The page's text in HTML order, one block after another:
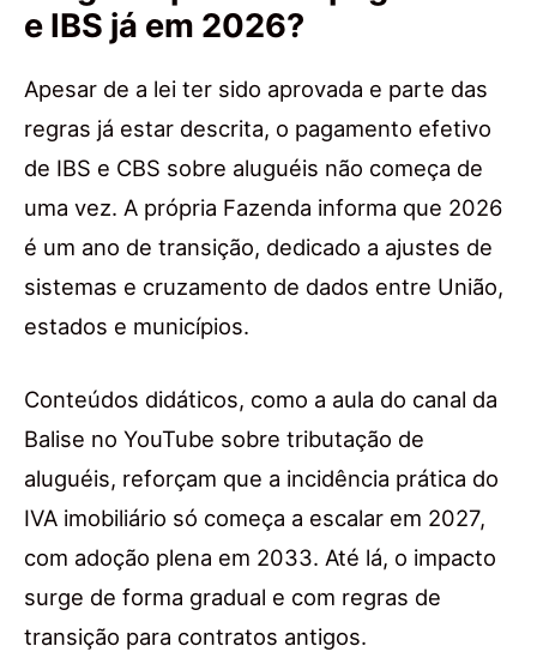
e IBS já em 2026?
Apesar de a lei ter sido aprovada e parte das
regras já estar descrita, o pagamento efetivo
de IBS e CBS sobre aluguéis não começa de
uma vez. A própria Fazenda informa que 2026
é um ano de transição, dedicado a ajustes de
sistemas e cruzamento de dados entre União,
estados e municípios.
Conteúdos didáticos, como a aula do canal da
Balise no YouTube sobre tributação de
aluguéis, reforçam que a incidência prática do
IVA imobiliário só começa a escalar em 2027,
com adoção plena em 2033. Até lá, o impacto
surge de forma gradual e com regras de
transição para contratos antigos.